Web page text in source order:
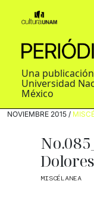
Una
Universidad
México
NOVIEMBRE 2015 /
MISCÉLANEA